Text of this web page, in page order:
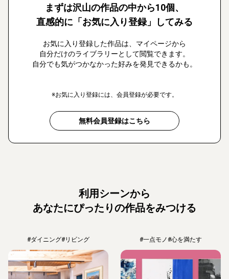
まずは沢山の作品の中から10個、
直感的に「お気に入り登録」してみる
お気に入り登録した作品は、マイページから
自分だけのライブラリーとして閲覧できます。
自分でも気がつかなかった好みを発見できるかも。
※お気に入り登録には、会員登録が必要です。
無料会員登録はこちら
利用シーンから
あなたにぴったりの作品をみつける
#ダイニング#リビング #一点モノ#心を満たす